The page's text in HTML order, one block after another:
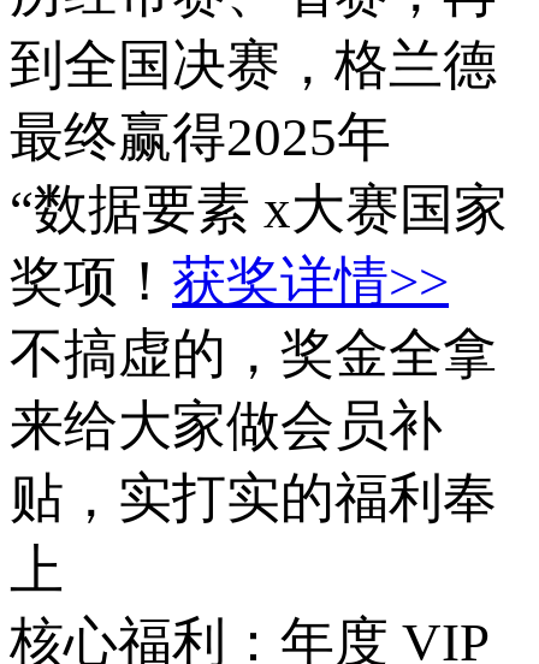
到全国决赛，格兰德
最终赢得2025年
“数据要素 x大赛国家
奖项！ 获奖详情>>
不搞虚的，奖金全拿
来给大家做会员补
贴，实打实的福利奉
上
核心福利：年度 VIP